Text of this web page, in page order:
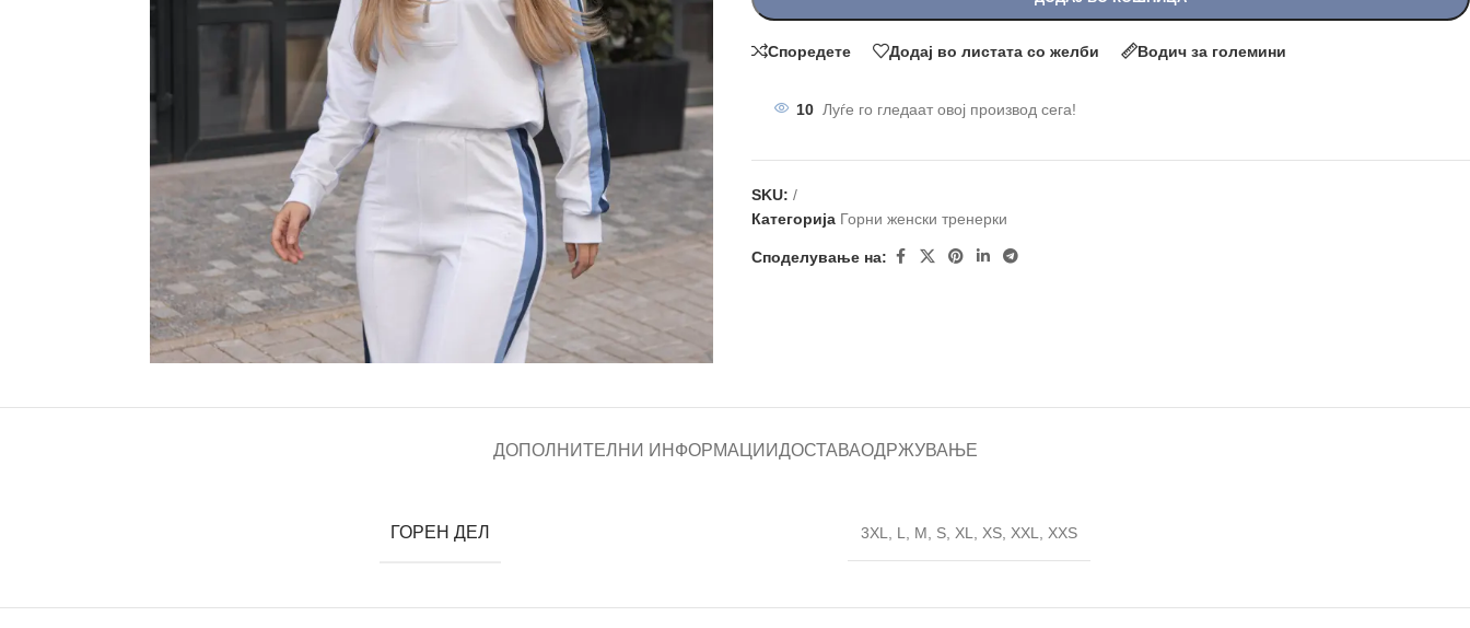
Споредете Додај во листата со желби Водич за големини
10 Луѓе го гледаат овој производ сега!
SKU: /
Категорија Горни женски тренерки
Споделување на:
ДОПОЛНИТЕЛНИ ИНФОРМАЦИИДОСТАВАОДРЖУВАЊЕ
ГОРЕН ДЕЛ 3XL L M S XL XS XXL XXS